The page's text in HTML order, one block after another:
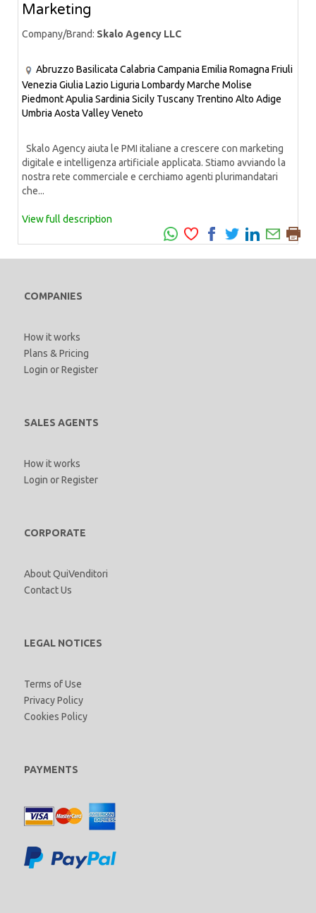
Marketing
Company/Brand: Skalo Agency LLC
Abruzzo Basilicata Calabria Campania Emilia Romagna Friuli
Venezia Giulia Lazio Liguria LombardyMarche Molise
PiedmontApulia Sardinia Sicily Tuscany Trentino Alto Adige
Umbria Aosta ValleyVeneto
Skalo Agency aiuta le PMI italiane a crescere con marketing
digitale e intelligenza artificiale applicata. Stiamo avviando la
nostra rete commerciale e cerchiamo agenti plurimandatari
che...
View full description
COMPANIES
How it works
Plans & Pricing
Login orRegister
SALES AGENTS
How it works
Login orRegister
CORPORATE
About QuiVenditori
Contact Us
LEGAL NOTICES
Terms of Use
Privacy Policy
Cookies Policy
PAYMENTS